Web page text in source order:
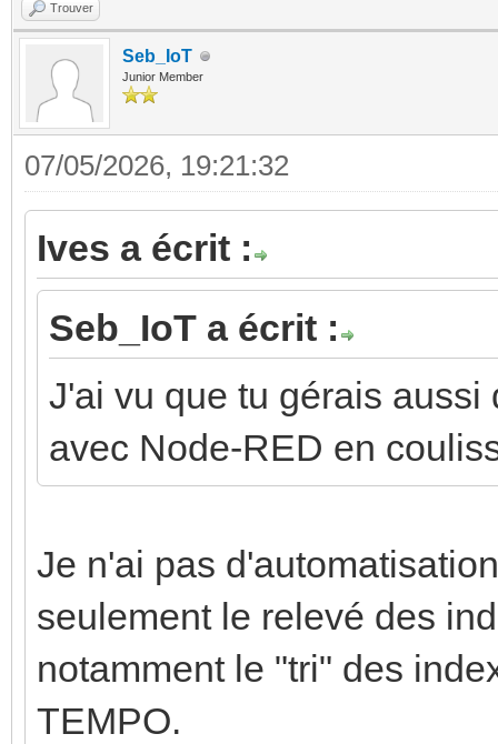
Trouver
Seb_IoT
Junior Member
07/05/2026, 19:21:32
Ives a écrit :
Seb_IoT a écrit :
J'ai vu que tu gérais
avec Node-RED en
Je n'ai pas
seulement le relevé des
notamment le "tri" des
TEMPO.